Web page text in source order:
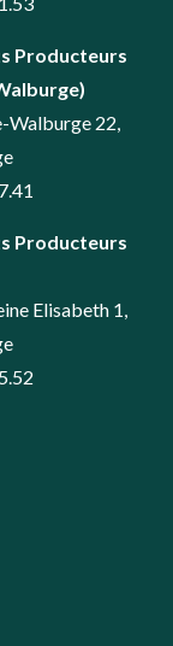
Producteurs
Walburge 22,
Producteurs
Elisabeth 1,